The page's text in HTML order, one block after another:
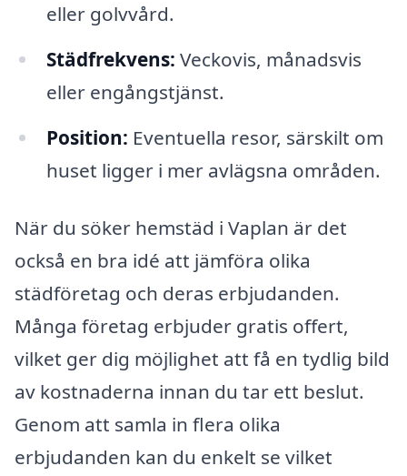
eller golvvård.
Städfrekvens: Veckovis, månadsvis
eller engångstjänst.
Position: Eventuella resor, särskilt om
huset ligger i mer avlägsna områden.
När du söker hemstäd i Vaplan är det
också en bra idé att jämföra olika
städföretag och deras erbjudanden.
Många företag erbjuder gratis offert,
vilket ger dig möjlighet att få en tydlig bild
av kostnaderna innan du tar ett beslut.
Genom att samla in flera olika
erbjudanden kan du enkelt se vilket